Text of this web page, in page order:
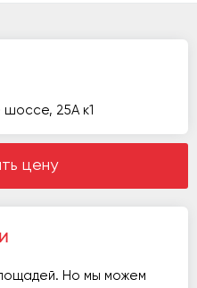
25А к1
цену
Но мы можем